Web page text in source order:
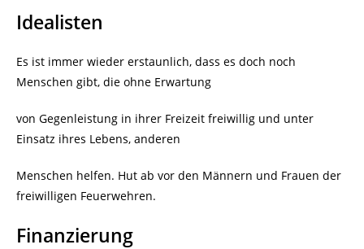
Idealisten
Es ist immer wieder erstaunlich, dass es doch noch
Menschen gibt, die ohne Erwartung
von Gegenleistung in ihrer Freizeit freiwillig und unter
Einsatz ihres Lebens, anderen
Menschen helfen. Hut ab vor den Männern und Frauen der
freiwilligen Feuerwehren.
Finanzierung